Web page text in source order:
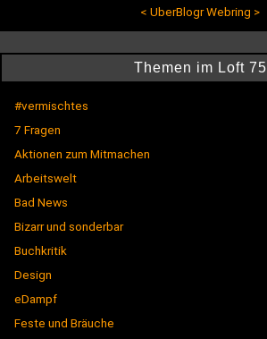
< UberBlogr Webring >
Themen im Loft 75
#vermischtes
7 Fragen
Aktionen zum Mitmachen
Arbeitswelt
Bad News
Bizarr und sonderbar
Buchkritik
Design
eDampf
Feste und Bräuche